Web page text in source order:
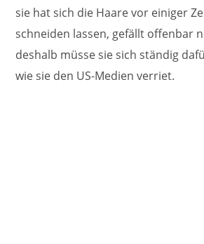
sie hat sich die Haare vor einiger
schneiden lassen, gefällt offenbar
deshalb müsse sie sich ständig
wie sie den US-Medien verriet.